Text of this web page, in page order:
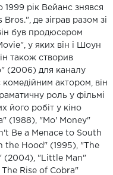
рік Вейанс знявся
де зіграв разом зі
був продюсером
у яких він і Шоун
також створив
(2006) для каналу
актором, він
роль у фільмі
його робіт у кіно
(1988), "Mo' Money"
Be a Menace to South
the Hood" (1995), "The
(2004), "Little Man"
Rise of Cobra"